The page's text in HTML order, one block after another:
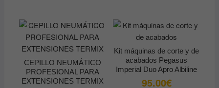
opciones
se
elegir
CEPILLO NEUMÁTICO
PROFESIONAL PARA
EXTENSIONES TERMIX
Kit máquinas de corte y de
acabados Pegasus
Imperial Duo Apro Albiline
95.00€